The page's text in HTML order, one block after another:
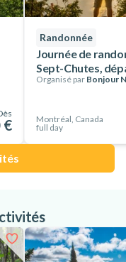
fonction du parcours
êtes amoureux du
depuis
sans plus attendre
hivernale dans le
€
Randonnée
Journée de
Sept-Chutes,
Organisé par Bonjour
Montréal, Canada
full day